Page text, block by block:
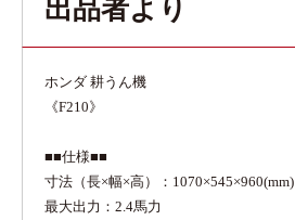
出品者より
ホンダ 耕うん機
《F210》
■■仕様■■
寸法（長×幅×高）：1070×545×960(mm)
最大出力：2.4馬力